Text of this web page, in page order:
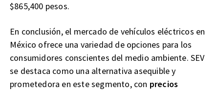
$865,400 pesos.
En conclusión, el mercado de vehículos eléctricos en
México ofrece una variedad de opciones para los
consumidores conscientes del medio ambiente. SEV
se destaca como una alternativa asequible y
prometedora en este segmento, con precios